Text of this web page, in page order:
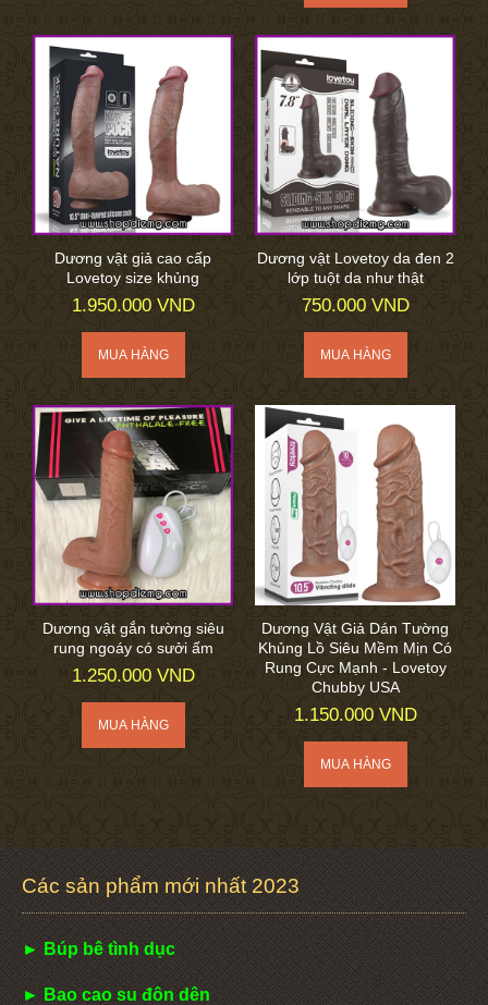
Dương vật giả cao cấp
Lovetoy size khủng
1.950.000 VND
Dương vật Lovetoy da đen 2
lớp tuột da như thật
750.000 VND
Dương vật gắn tường siêu
rung ngoáy có sưởi ấm
1.250.000 VND
Dương Vật Giả Dán Tường
Khủng Lồ Siêu Mềm Mịn Có
Rung Cực Mạnh - Lovetoy
Chubby USA
1.150.000 VND
Các sản phẩm mới nhất 2023
► Búp bê tình dục
► Bao cao su đôn dên